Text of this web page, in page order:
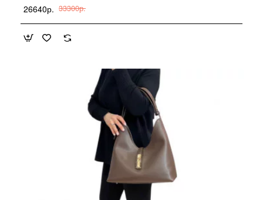
26640р. 33300р.